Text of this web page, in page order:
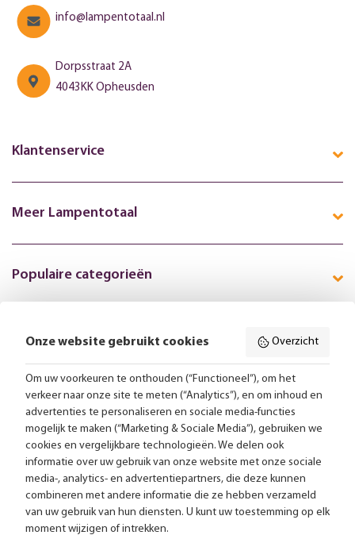
info@lampentotaal.nl
Dorpsstraat 2A
4043KK Opheusden
Klantenservice
Meer Lampentotaal
Populaire categorieën
Volg ons online:
Gratis bezorging vanaf 99,-
Advies op maat
Meer dan 25.000 lampen op voorraad
4.57 uit 2853 reviews
Onze website gebruikt cookies Overzicht
Om uw voorkeuren te onthouden (“Functioneel”), om het
verkeer naar onze site te meten (“Analytics”), en om inhoud en
advertenties te personaliseren en sociale media-functies
mogelijk te maken (“Marketing & Sociale Media”), gebruiken we
cookies en vergelijkbare technologieën. We delen ook
informatie over uw gebruik van onze website met onze sociale
media-, analytics- en advertentiepartners, die deze kunnen
combineren met andere informatie die ze hebben verzameld
van uw gebruik van hun diensten. U kunt uw toestemming op elk
moment wijzigen of intrekken.